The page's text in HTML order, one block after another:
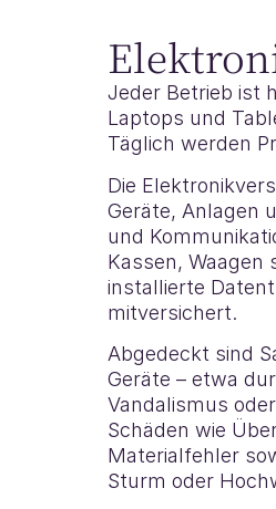
Jeder Betrieb ist
Laptops und
Täglich werden
Die
Geräte, Anlagen
und
Kassen, Waagen
installierte
mitversichert.
Abgedeckt sind
Geräte – etwa
Vandalismus
Schäden wie
Materialfehler
Sturm oder